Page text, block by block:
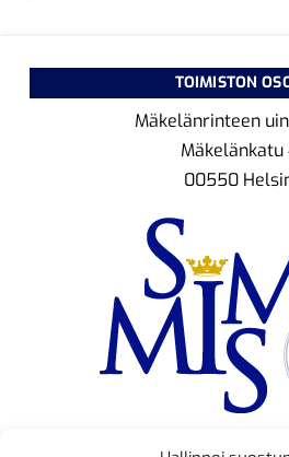
TOIMISTON
Mäkelänrinteen
Mäkelänkatu
00550